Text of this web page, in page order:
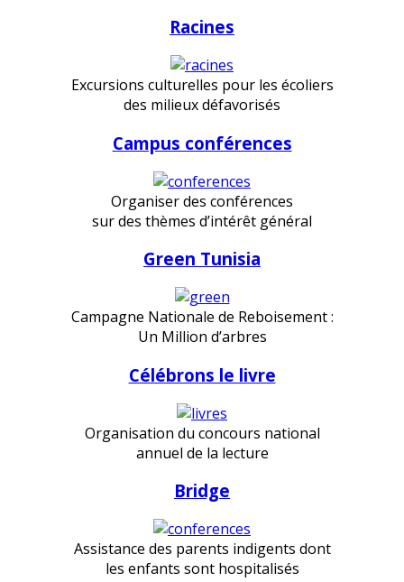
Racines
Excursions culturelles pour les écoliers
des milieux défavorisés
Campus conférences
Organiser des conférences
sur des thèmes d’intérêt général
Green Tunisia
Campagne Nationale de Reboisement :
Un Million d’arbres
Célébrons le livre
Organisation du concours national
annuel de la lecture
Bridge
Assistance des parents indigents dont
les enfants sont hospitalisés